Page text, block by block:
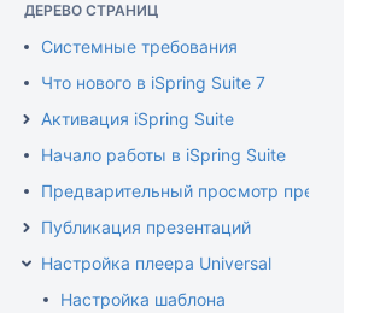
assistive.skiplink.to.quick.search
ДЕРЕВО СТРАНИЦ
Системные требования
Что нового в iSpring Suite 7
Активация iSpring Suite
Начало работы в iSpring Suite
Предварительный просмотр презентации
Публикация презентаций
Настройка плеера Universal
Настройка шаблона